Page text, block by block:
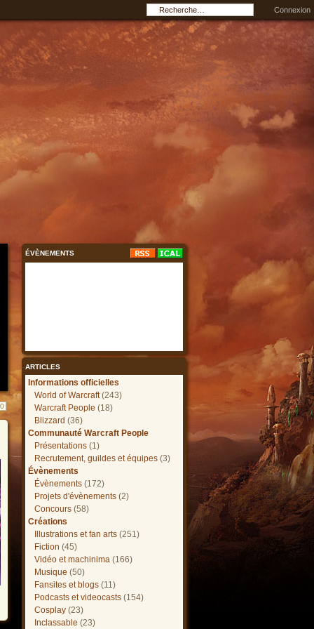
Connexion
ÉVÈNEMENTS
ARTICLES
Informations officielles
World of Warcraft(243)
Warcraft People (18)
Blizzard (36)
Communauté Warcraft People
Présentations(1)
Recrutement, guildes et équipes(3)
Évènements
Évènements(172)
Projets d'évènements(2)
Concours(58)
Créations
Illustrations et fan arts(251)
Fiction (45)
Vidéo et machinima(166)
Musique (50)
Fansites et blogs(11)
Podcasts et videocasts(154)
Cosplay(23)
Inclassable (23)